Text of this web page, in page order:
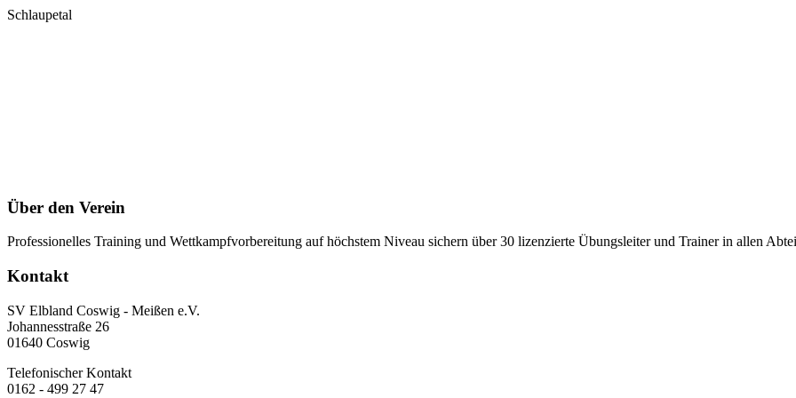
Schlaupetal
Über den Verein
Professionelles Training und Wettkampfvorbereitung auf höchstem Niveau sichern über 30 lizenzierte Übungsleiter und Trainer in allen
Kontakt
SV Elbland Coswig - Meißen e.V.
Johannesstraße 26
01640 Coswig
Telefonischer Kontakt
0162 - 499 27 47